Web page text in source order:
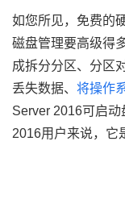
如您所见，免费的
磁盘管理要高级得
成拆分分区、分区
丢失数据、 将操作
Server 2016可启
2016用户来说，它